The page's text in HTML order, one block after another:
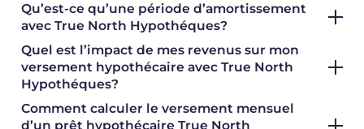
Qu’est-ce qu’une période d’amortissement
avec True North Hypothéques?
Quel est l’impact de mes revenus sur mon
versement hypothécaire avec True North
Hypothéques?
Comment calculer le versement mensuel
d’un prêt hypothécaire True North